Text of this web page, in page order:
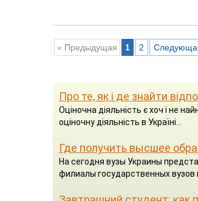
« Предыдущая 1 2
Про те, як і де знайти
Оціночна діяльність є хоч і не
оціночну діяльність в Україні...
Где получить высшее
На сегодня вузы Украины
филиалы государственных вузов